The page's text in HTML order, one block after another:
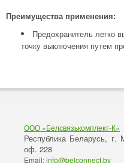
Преимущества применения:
Предохранитель легко
точку выключения путем
ООО «Белсвязькомплект-К»
Республика Беларусь, г.
оф. 228
Email:info@belconnect.by